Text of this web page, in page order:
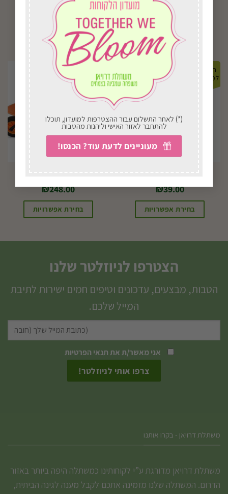
(*) לאחר התשלום עבור ההצטרפות למועדון, תוכלו
להתחבר לאזור האישי וליהנות מהטבות
מעוניינים לדעת עוד? הכנסו!
134.00
בחירת אפשרויות
26.00
בחירת אפשרויות
במשלוח
לכל הארץ
₪39.00
בחירת אפשרויות
לכל הארץ
₪248.00
בחירת אפשרויות
הצטרפו לניוזלטר שלנו
הטבות, מבצעים, עדכונים וטיפים חמים ישירות לתיבת
המייל שלכם.
אני מאשר/ת אתתנאי הפרטיות
משתלת דרויאן - בקרו אותנו
משתלת דרויאן מדורגת ע”י לקוחותינו כמשתלה היפה ביותר באזור
הדרום. המשתלה שלנו מזמינה אתכם לקבל מענה לגינה הביתית,